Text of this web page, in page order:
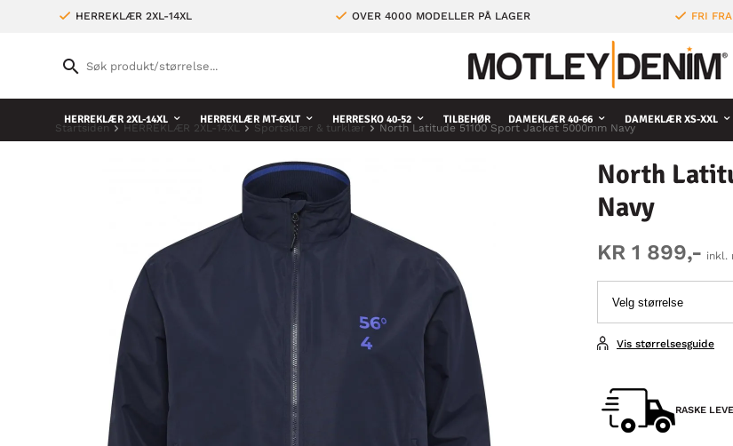
HERREKLÆR 2XL-14XL OVER 4000 MODELLER PÅ LAGER FRI
HERREKLÆR 2XL-14XL HERREKLÆR MT-6XLT HERRESKO 40-52 TILBEHØR DAMEKLÆR 40-66 DAMEKLÆR XS-XXL
Startsiden HERREKLÆR 2XL-14XL Sportsklær & turklær North Latitude 51100 Sport Jacket 5000mm Navy
North
Navy
KR 1 899,- inkl.
Vis størrelsesguide
RASKE